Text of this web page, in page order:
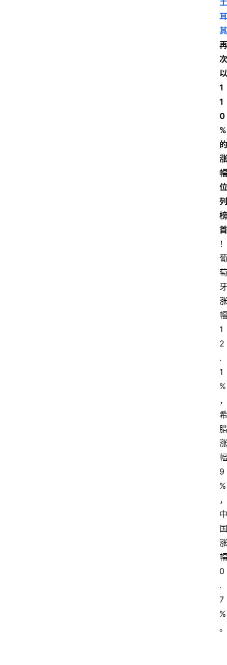
1
1
0
%
1
2
.
1
%
9
%
0
.
7
%